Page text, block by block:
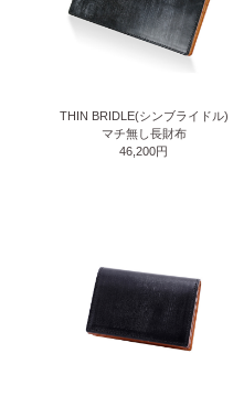
THIN BRIDLE(シンブライドル)
マチ無し長財布
46,200円